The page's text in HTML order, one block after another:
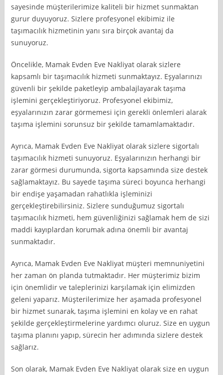
sayesinde müşterilerimize kaliteli bir hizmet sunmaktan
gurur duyuyoruz. Sizlere profesyonel ekibimiz ile
taşımacılık hizmetinin yanı sıra birçok avantaj da
sunuyoruz.
Öncelikle, Mamak Evden Eve Nakliyat olarak sizlere
kapsamlı bir taşımacılık hizmeti sunmaktayız. Eşyalarınızı
güvenli bir şekilde paketleyip ambalajlayarak taşıma
işlemini gerçekleştiriyoruz. Profesyonel ekibimiz,
eşyalarınızın zarar görmemesi için gerekli önlemleri alarak
taşıma işlemini sorunsuz bir şekilde tamamlamaktadır.
Ayrıca, Mamak Evden Eve Nakliyat olarak sizlere sigortalı
taşımacılık hizmeti sunuyoruz. Eşyalarınızın herhangi bir
zarar görmesi durumunda, sigorta kapsamında size destek
sağlamaktayız. Bu sayede taşıma süreci boyunca herhangi
bir endişe yaşamadan rahatlıkla işleminizi
gerçekleştirebilirsiniz. Sizlere sunduğumuz sigortalı
taşımacılık hizmeti, hem güvenliğinizi sağlamak hem de sizi
maddi kayıplardan korumak adına önemli bir avantaj
sunmaktadır.
Ayrıca, Mamak Evden Eve Nakliyat müşteri memnuniyetini
her zaman ön planda tutmaktadır. Her müşterimiz bizim
için önemlidir ve taleplerinizi karşılamak için elimizden
geleni yaparız. Müşterilerimize her aşamada profesyonel
bir hizmet sunarak, taşıma işlemini en kolay ve en rahat
şekilde gerçekleştirmelerine yardımcı oluruz. Size en uygun
taşıma planını yapıp, sürecin her adımında sizlere destek
sağlarız.
Son olarak, Mamak Evden Eve Nakliyat olarak size en uygun